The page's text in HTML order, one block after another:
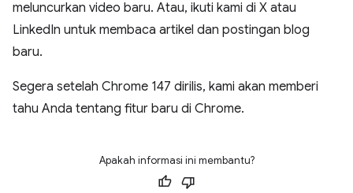
meluncurkan video baru. Atau, ikuti kami di X atau
LinkedIn untuk membaca artikel dan postingan blog
baru.
Segera setelah Chrome 147 dirilis, kami akan memberi
tahu Anda tentang fitur baru di Chrome.
Apakah informasi ini membantu?